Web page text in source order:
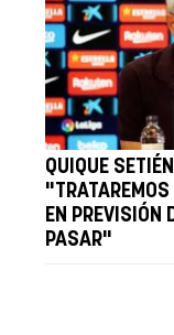
QUIQUE
"TRATAREMOS
EN PREVISIÓN
PASAR"